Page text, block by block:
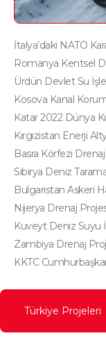
Türkiye Projeleri
İtalya’daki NATO
Romanya Kentsel
Ürdün Devlet Su
Kosova Kanal
Katar 2022 Dünya
Kırgızistan Enerji
Basra Körfezi
Sibirya Deniz
Bulgaristan Askeri
Nijerya Drenaj
Kuveyt Deniz Suyu
Zambiya Drenaj
KKTC